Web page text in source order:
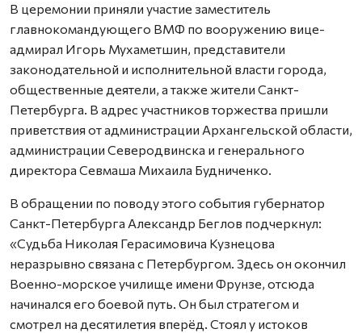
В церемонии приняли участие заместитель
главнокомандующего ВМФ по вооружению вице-
адмирал Игорь Мухаметшин, представители
законодательной и исполнительной власти города,
общественные деятели, а также жители Санкт-
Петербурга. В адрес участников торжества пришли
приветствия от администрации Архангельской области,
администрации Северодвинска и генерального
директора Севмаша Михаила Будниченко.
В обращении по поводу этого события губернатор
Санкт-Петербурга Александр Беглов подчеркнул:
«Судьба Николая Герасимовича Кузнецова
неразрывно связана с Петербургом. Здесь он окончил
Военно-морское училище имени Фрунзе, отсюда
начинался его боевой путь. Он был стратегом и
смотрел на десятилетия вперёд. Стоял у истоков